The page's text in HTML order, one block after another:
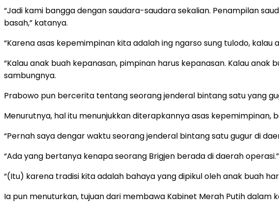
“Jadi kami bangga dengan saudara-saudara sekalian. Penampilan
basah,” katanya.
“Karena asas kepemimpinan kita adalah ing ngarso sung tulodo, kalau
“Kalau anak buah kepanasan, pimpinan harus kepanasan. Kalau
sambungnya.
Prabowo pun bercerita tentang seorang jenderal bintang satu yang
Menurutnya, hal itu menunjukkan diterapkannya asas
“Pernah saya dengar waktu seorang jenderal bintang satu gugur di
“Ada yang bertanya kenapa seorang Brigjen berada di daerah operasi.”
“(Itu) karena tradisi kita adalah bahaya yang dipikul oleh anak buah
Ia pun menuturkan, tujuan dari membawa Kabinet Merah Putih